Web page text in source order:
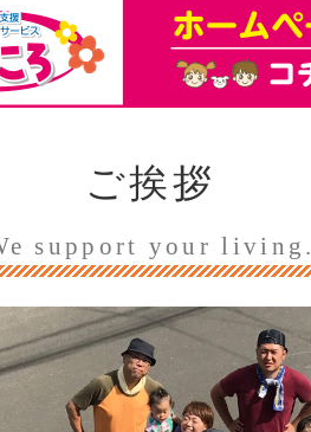
ご挨拶
support your living.